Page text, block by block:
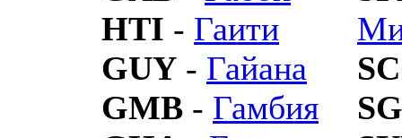
HTI - Гаити
GUY - Гайана
GMB - Гамбия